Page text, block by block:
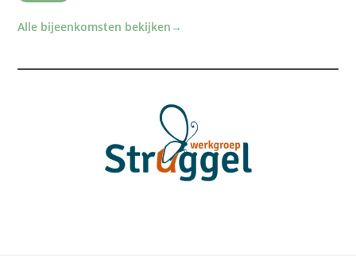
Alle bijeenkomsten bekijken →